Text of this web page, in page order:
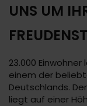
UNS UM
23.000
einem der
Deutschlands.
liegt auf einer